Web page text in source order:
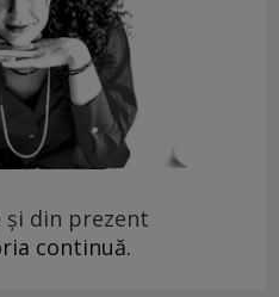
și din prezent
continuă.